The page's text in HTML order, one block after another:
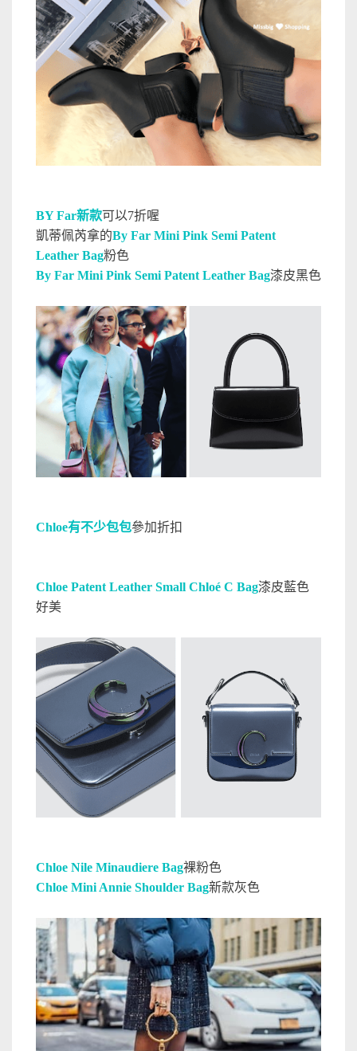
BY Far新款可以7折喔
凱蒂佩芮拿的By Far Mini Pink Semi Patent
Leather Bag粉色
By Far Mini Pink Semi Patent Leather Bag漆皮黑色
Chloe有不少包包參加折扣
Chloe Patent Leather Small Chloé C Bag漆皮藍色
好美
Chloe Nile Minaudiere Bag裸粉色
Chloe Mini Annie Shoulder Bag新款灰色